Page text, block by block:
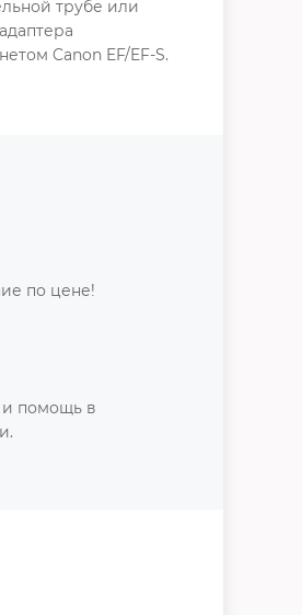
трубе или
Canon EF/EF-S.
по цене!
и помощь в